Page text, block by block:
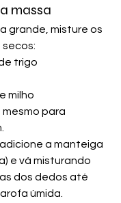
massa
grande, misture os
trigo
milho
mesmo para
a manteiga
e vá misturando
dos dedos até
úmida.